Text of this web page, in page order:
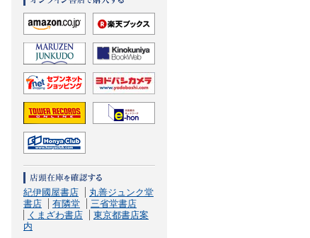
紀伊國屋書店
丸善ジュンク堂
書店
有隣堂
三省堂書店
くまざわ書店
東京都書店案
内